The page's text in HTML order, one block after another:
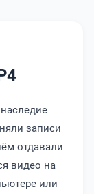
записи
отдавали
видео на
или